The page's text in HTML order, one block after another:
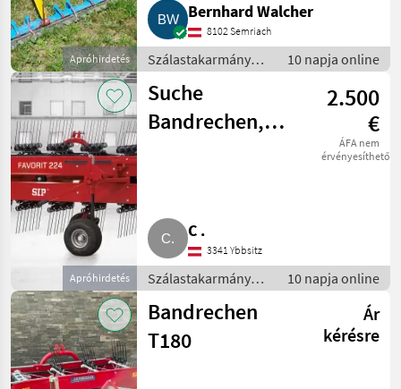
Apróhirdetés
Bernhard Walcher
8102 Semriach
Szálastakarmány
betakarítók / Hegyi
gépesítés
10 napja online
Apróhirdetés
Suche
Bandrechen,
2.500
€
ÁFA nem
érvényesíthető
C .
3341 Ybbsitz
Szálastakarmány
betakarítók / Hegyi
gépesítés
10 napja online
Bandrechen
T180
Ár
kérésre